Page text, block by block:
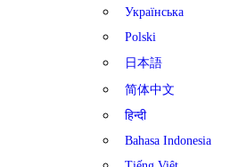
Українська
Polski
日本語
简体中文
हिन्दी
Bahasa Indonesia